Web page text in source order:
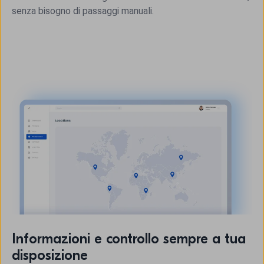
senza bisogno di passaggi manuali.
Informazioni e controllo sempre a tua
disposizione